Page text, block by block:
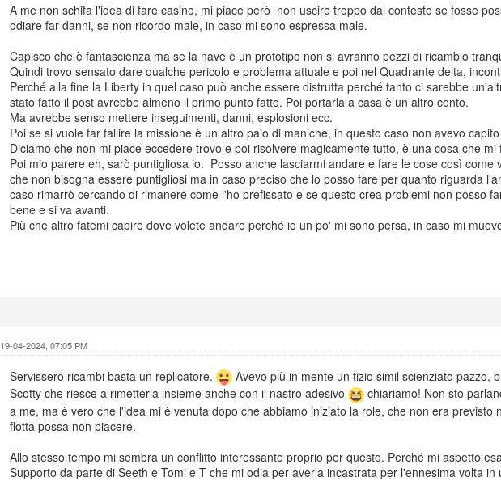
A me non schifa l'idea di fare casino, mi piace però non uscire troppo dal contesto se fosse
odiare far danni, se non ricordo male, in caso mi sono espressa male.
Capisco che è fantascienza ma se la nave è un prototipo non si avranno pezzi di ricambio
Quindi trovo sensato dare qualche pericolo e problema attuale e poi nel Quadrante delta,
Perché alla fine la Liberty in quel caso può anche essere distrutta perché tanto ci sarebbe
stato fatto il post avrebbe almeno il primo punto fatto. Poi portarla a casa è un altro conto.
Ma avrebbe senso mettere inseguimenti, danni, esplosioni ecc.
Poi se si vuole far fallire la missione è un altro paio di maniche, in questo caso non avevo
Diciamo che non mi piace eccedere trovo e poi risolvere magicamente tutto, è una cosa che
Poi mio parere eh, sarò puntigliosa io. Posso anche lasciarmi andare e fare le cose così come
che non bisogna essere puntigliosi ma in caso preciso che lo posso fare per quanto riguarda
caso rimarrò cercando di rimanere come l'ho prefissato e se questo crea problemi non posso
bene e si va avanti.
Più che altro fatemi capire dove volete andare perché io un po' mi sono persa, in caso mi
19-04-2024, 07:05 PM
Servissero ricambi basta un replicatore.
Avevo più in mente un tizio simil scienziato pazzo,
Scotty che riesce a rimetterla insieme anche con il nastro adesivo
chiariamo! Non sto
a me, ma è vero che l'idea mi è venuta dopo che abbiamo iniziato la role, che non era previsto
flotta possa non piacere.
Allo stesso tempo mi sembra un conflitto interessante proprio per questo. Perché mi aspetto
Supporto da parte di Seeth e Tomi e T che mi odia per averla incastrata per l'ennesima volta in